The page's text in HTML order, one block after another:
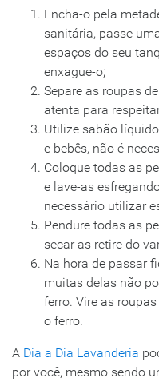
Encha-o pela
sanitária, passe
espaços do seu
enxague-o;
Separe as roupas
atenta para
Utilize sabão
e bebês, não é
Coloque todas as
e lave-as
necessário utilizar
Pendure todas as
secar as retire do
Na hora de passar
muitas delas não
ferro. Vire as
o ferro.
A Dia a Dia Lavanderia
por você, mesmo sendo